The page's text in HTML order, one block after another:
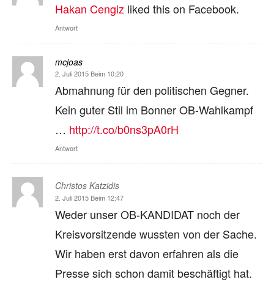
Hakan Cengiz liked this on Facebook.
Antwort
mcjoas
2. Juli 2015 Beim 10:20
Abmahnung für den politischen Gegner.
Kein guter Stil im Bonner OB-Wahlkampf
… http://t.co/b0ns3pA0rH
Antwort
Christos Katzidis
2. Juli 2015 Beim 12:47
Weder unser OB-KANDIDAT noch der
Kreisvorsitzende wussten von der Sache.
Wir haben erst davon erfahren als die
Presse sich schon damit beschäftigt hat.